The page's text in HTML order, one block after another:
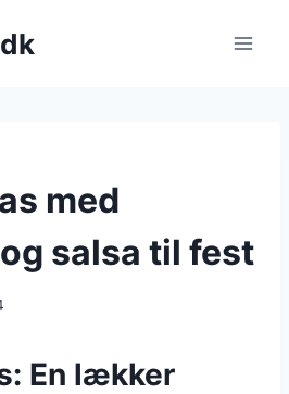
med
salsa til fest
En lækker